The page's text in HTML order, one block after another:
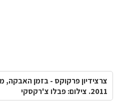
צרצידיון פרקוקס - בזמן
2011. צילום: פבלו צ'רקסקי